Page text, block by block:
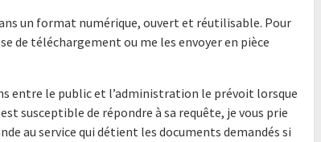
un format numérique, ouvert et réutilisable. Pour
de téléchargement ou me les envoyer en pièce
entre le public et l’administration le prévoit lorsque
susceptible de répondre à sa requête, je vous prie
au service qui détient les documents demandés si